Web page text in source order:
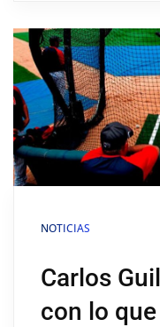
NOTICIAS
Carlos
con lo